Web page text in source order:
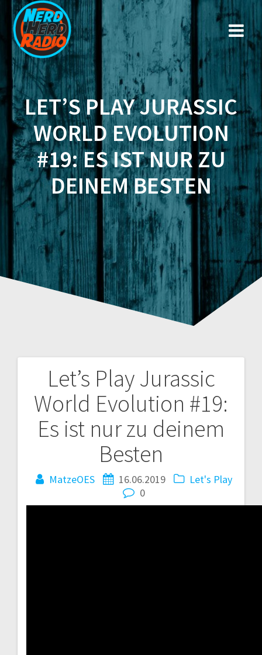
Zum
Inhalt
springen
LET’S PLAY JURASSIC
WORLD EVOLUTION
#19: ES IST NUR ZU
DEINEM BESTEN
Let’s Play Jurassic
World Evolution #19:
Es ist nur zu deinem
Besten
MatzeOES 16.06.2019
Let's Play
0
Beitragsnavigation